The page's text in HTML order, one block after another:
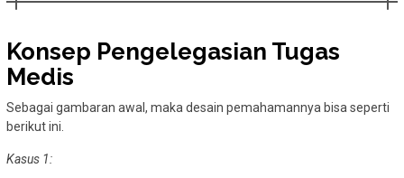
Konsep Pengelegasian Tugas
Medis
Sebagai gambaran awal, maka desain pemahamannya bisa seperti
berikut ini.
Kasus 1: